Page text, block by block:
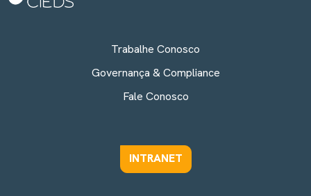
Trabalhe Conosco
Governança & Compliance
Fale Conosco
INTRANET